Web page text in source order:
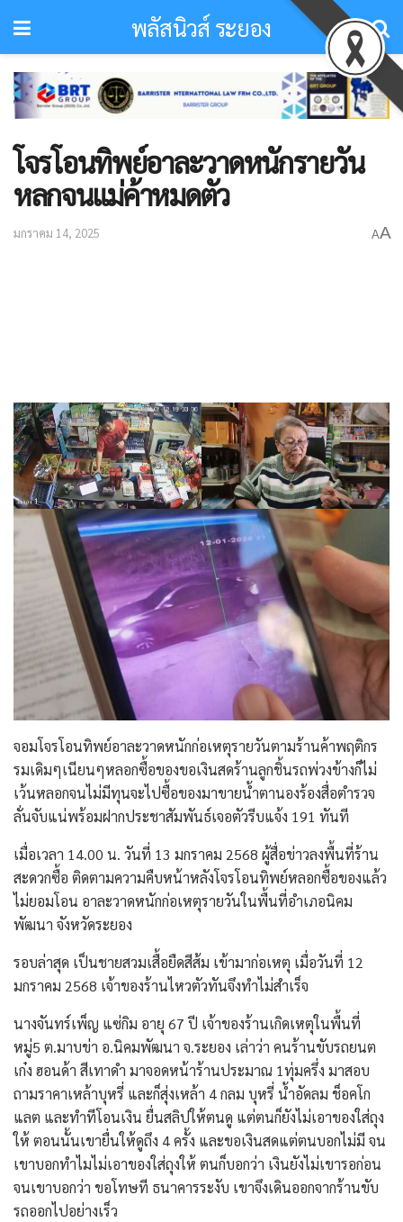
พลัสนิวส์ ระยอง
โจรโอนทิพย์อาละวาดหนักรายวัน
หลกจนแม่ค้าหมดตัว
มกราคม 14, 2025 AA
จอมโจรโอนทิพย์อาละวาดหนักก่อเหตุรายวันตามร้านค้าพฤติกร
รมเดิมๆเนียนๆหลอกซื้อของขอเงินสดร้านลูกชิ้นรถพ่วงข้างก็ไม่
เว้นหลอกจนไม่มีทุนจะไปซื้อของมาขายน้ำตานองร้องสื่อตำรวจ
ลั่นจับแน่พร้อมฝากประชาสัมพันธ์เจอตัวรีบแจ้ง 191 ทันที
เมื่อเวลา 14.00 น. วันที่ 13 มกราคม 2568 ผู้สื่อข่าวลงพื้นที่ร้าน
สะดวกซื้อ ติดตามความคืบหน้าหลังโจรโอนทิพย์หลอกซื้อของแล้ว
ไม่ยอมโอน อาละวาดหนักก่อเหตุรายวันในพื้นที่อำเภอนิคม
พัฒนา จังหวัดระยอง
รอบล่าสุด เป็นชายสวมเสื้อยืดสีส้ม เข้ามาก่อเหตุ เมื่อวันที่ 12
มกราคม 2568 เจ้าของร้านไหวตัวทันจึงทำไม่สำเร็จ
นางจันทร์เพ็ญ แซ่กิม อายุ 67 ปี เจ้าของร้านเกิดเหตุในพื้นที่
หมู่5 ต.มาบข่า อ.นิคมพัฒนา จ.ระยอง เล่าว่า คนร้านขับรถยนต
เก๋ง ฮอนด้า สีเทาดำ มาจอดหน้าร้านประมาณ 1ทุ่มครึ่ง มาสอบ
ถามราคาเหล้าบุหรี่ และก็สุ่งเหล้า 4 กลม บุหรี่ น้ำอัดลม ช็อคโก
แลต และทำทีโอนเงิน ยื่นสลิปให้ตนดู แต่ตนก็ยังไม่เอาของใส่ถุง
ให้ ตอนนั้นเขายื่นให้ดูถึง 4 ครั้ง และขอเงินสดแต่ตนบอกไม่มี จน
เขาบอกทำไมไม่เอาของใส่ถุงให้ ตนก็บอกว่า เงินยังไม่เขารอก่อน
จนเขาบอกว่า ขอโทษที ธนาคารระงับ เขาจึงเดินออกจากร้านขับ
รถออกไปอย่างเร็ว